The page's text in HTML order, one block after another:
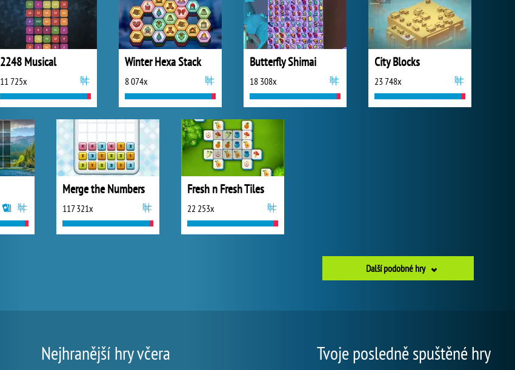
2248 Musical
11 725x
Winter Hexa Stack
8 074x
Butterfly Shimai
18 308x
City Blocks
23 748x
Merge the Numbers
117 321x
Fresh n Fresh Tiles
22 253x
Další podobné hry
Nejhranější hry včera Tvoje posledně spuštěné hry